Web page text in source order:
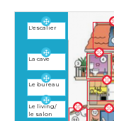
L'escalier
La cave
Le bureau
Le living/
le salon